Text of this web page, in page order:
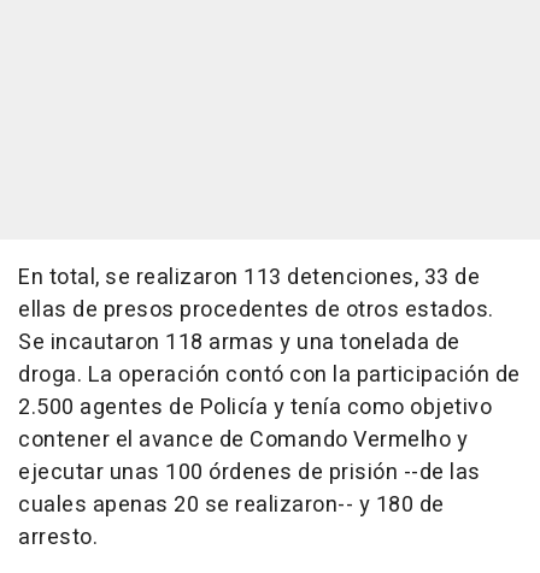
En total, se realizaron 113 detenciones, 33 de
ellas de presos procedentes de otros estados.
Se incautaron 118 armas y una tonelada de
droga. La operación contó con la participación de
2.500 agentes de Policía y tenía como objetivo
contener el avance de Comando Vermelho y
ejecutar unas 100 órdenes de prisión --de las
cuales apenas 20 se realizaron-- y 180 de
arresto.